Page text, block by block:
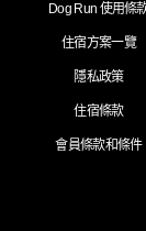
Dog Run 使用條
住宿方案一覽
隱私政策
住宿條款
會員條款和條件